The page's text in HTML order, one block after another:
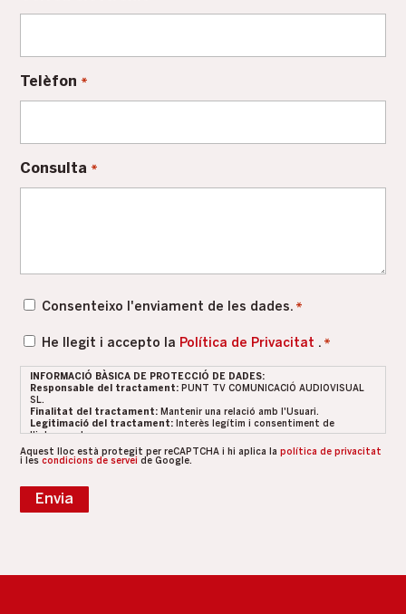
Telèfon *
Consulta *
Consentiment
Consenteixo l'enviament de les dades. *
Política
de
privacitat
He llegit i accepto la Política de Privacitat . *
INFORMACIÓ BÀSICA DE PROTECCIÓ DE DADES:
Responsable del tractament: PUNT TV COMUNICACIÓ AUDIOVISUAL
SL.
Finalitat del tractament: Mantenir una relació amb l'Usuari.
Legitimació del tractament: Interès legítim i consentiment de
l'interessat.
Conservació de les dades:
Es conservaran durant el temps que hi hagi
un interès mutu o durant el temps que sigui necessari per al compliment
Drets:Dret a retirar el consentiment en qualsevol moment. Dret
Aquest lloc està protegit per reCAPTCHA i hi aplica la
política de privacitat
i lescondicions de servei de Google.
Envia